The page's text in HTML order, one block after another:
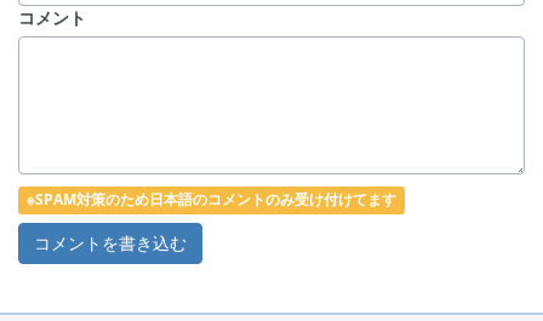
コメント
※SPAM対策のため日本語のコメントのみ受け付けてます